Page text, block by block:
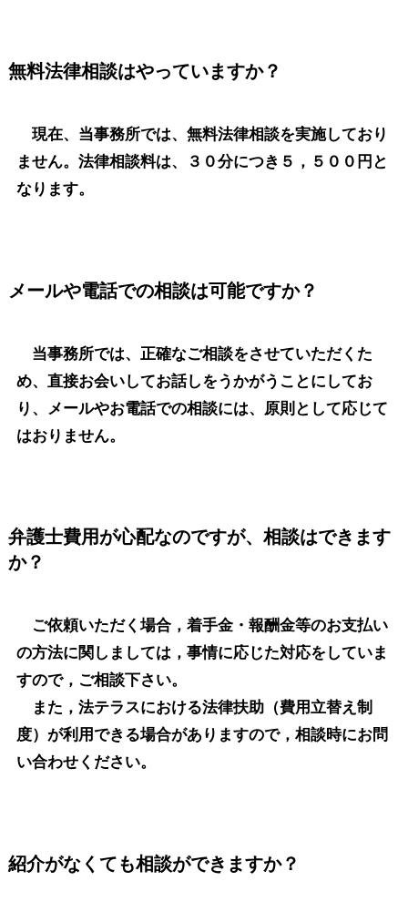
無料法律相談はやっていますか？
現在、当事務所では、無料法律相談を実施しており
ません。法律相談料は、３０分につき５，５００円と
なります。
メールや電話での相談は可能ですか？
当事務所では、正確なご相談をさせていただくた
め、直接お会いしてお話しをうかがうことにしてお
り、メールやお電話での相談には、原則として応じて
はおりません。
弁護士費用が心配なのですが、相談はできます
か？
ご依頼いただく場合，着手金・報酬金等のお支払い
の方法に関しましては，事情に応じた対応をしていま
すので，ご相談下さい。
また，法テラスにおける法律扶助（費用立替え制
度）が利用できる場合がありますので，相談時にお問
い合わせください。
紹介がなくても相談ができますか？